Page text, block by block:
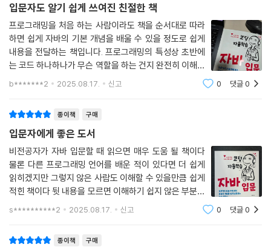
입문자도 알기 쉽게 쓰여진 친절한 책
프로그래밍을 처음 하는 사람이라도 책을 순서대로 따라
하면 쉽게 자바의 기본 개념을 배울 수 있을 정도로 쉽게
내용을 전달하는 책입니다. 프로그래밍의 특성상 초반에
는 코드 하나하나가 무슨 역할을 하는 건지 완전히 이해할
수가 없는데 그런 부분이 있으면 미리 간단하게 설명하고
b*******2 2025.08.17. 신고 0 댓글0
종이책 구매
입문자에게 좋은 도서
비전공자가 자바 입문할 때 읽으면 매우 도움 될 책이다
물론 다른 프로그래밍 언어를 배운 적이 있다면 더 쉽게
읽히겠지만 그렇지 않은 사람도 이해할 수 있을만큼 쉽게
적힌 책이다 뒷 내용을 모르면 이해하기 쉽지 않은 부분이
있을 때 간단히 내용을 설명하고 어떤 파트에서 자세히 배
s**********2 2025.08.17. 신고 0 댓글0
종이책 구매